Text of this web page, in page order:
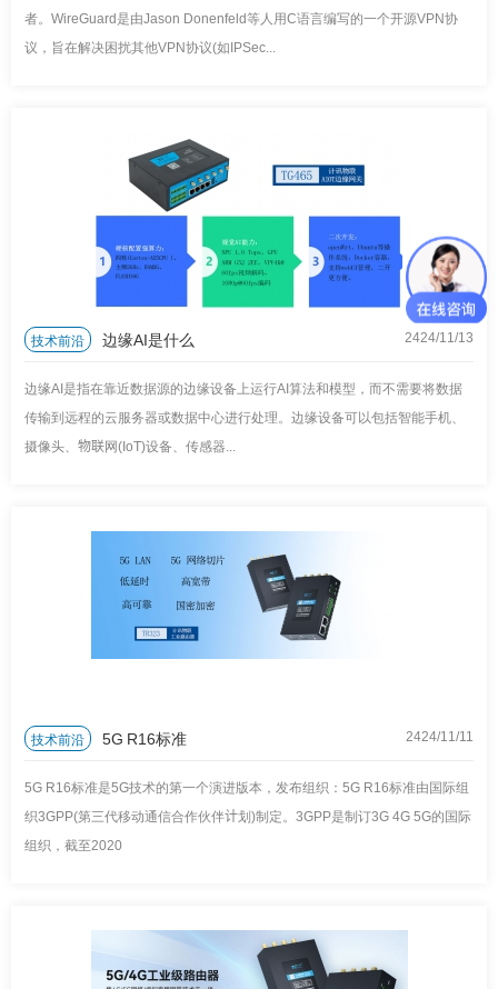
者。WireGuard是由Jason Donenfeld等人用C语言编写的一个开源VPN协
议，旨在解决困扰其他VPN协议(如IPSec...
/13
2424/11
技术前沿 边缘AI是什么
边缘AI是指在靠近数据源的边缘设备上运行AI算法和模型，而不需要将数据
传输到远程的云服务器或数据中心进行处理。边缘设备可以包括智能手机、
摄像头、物联网(IoT)设备、传感器...
/11
2424/11
技术前沿 5G R16标准
5G R16标准是5G技术的第一个演进版本，发布组织：5G R16标准由国际组
织3GPP(第三代移动通信合作伙伴计划)制定。3GPP是制订3G 4G 5G的国际
组织，截至2020